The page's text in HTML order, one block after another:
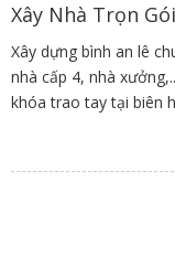
Xây Nhà Trọn
Xây dựng bình an lê
nhà cấp 4, nhà
khóa trao tay tại biên